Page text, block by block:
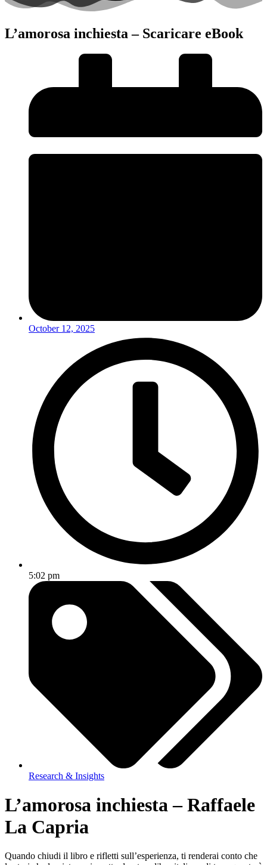
L’amorosa inchiesta – Scaricare eBook
October 12, 2025
5:02 pm
Research & Insights
L’amorosa inchiesta – Raffaele
La Capria
Quando chiudi il libro e rifletti sull’esperienza, ti renderai conto che